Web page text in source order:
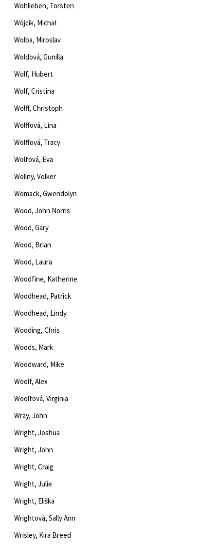
Wohlleben, Torsten
Wójcik, Michał
Wolba, Miroslav
Woldová, Gunilla
Wolf, Hubert
Wolf, Cristina
Wolff, Christoph
Wolffová, Lina
Wolffová, Tracy
Wolfová, Eva
Wollny, Volker
Womack, Gwendolyn
Wood, John Norris
Wood, Gary
Wood, Brian
Wood, Laura
Woodfine, Katherine
Woodhead, Patrick
Woodhead, Lindy
Wooding, Chris
Woods, Mark
Woodward, Mike
Woolf, Alex
Woolfová, Virginia
Wray, John
Wright, Joshua
Wright, John
Wright, Craig
Wright, Julie
Wright, Eliška
Wrightová, Sally Ann
Wrisley, Kira Breed